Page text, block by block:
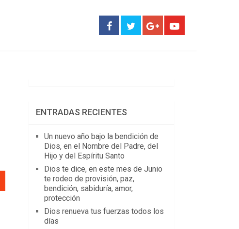
ENTRADAS RECIENTES
Un nuevo año bajo la bendición de
Dios, en el Nombre del Padre, del
Hijo y del Espíritu Santo
Dios te dice, en este mes de Junio
te rodeo de provisión, paz,
bendición, sabiduría, amor,
protección
Dios renueva tus fuerzas todos los
días